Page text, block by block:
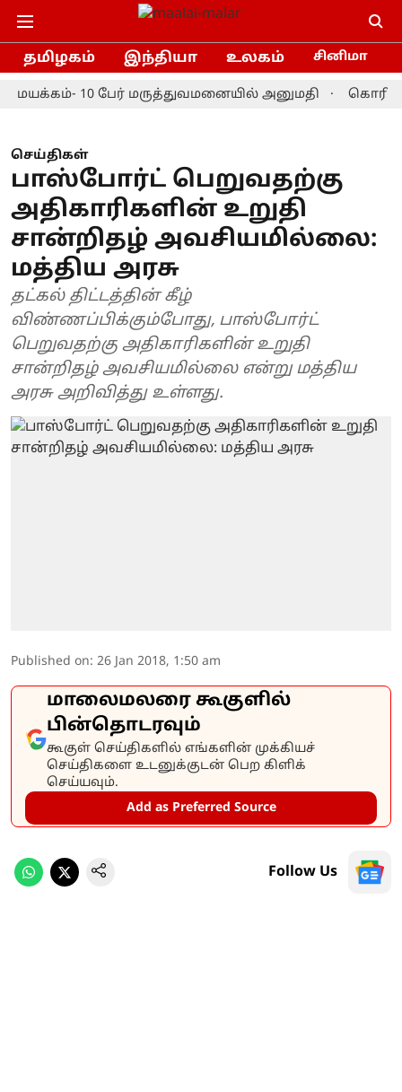
தமிழகம் இந்தியா உலகம் சினிமா
10 பேர் மருத்துவமனையில் அனுமதி கொரியா
செய்திகள்
பாஸ்போர்ட் பெறுவதற்கு
அதிகாரிகளின் உறுதி
சான்றிதழ் அவசியமில்லை:
மத்திய அரசு
தட்கல் திட்டத்தின் கீழ்
விண்ணப்பிக்கும்போது, பாஸ்போர்ட்
பெறுவதற்கு அதிகாரிகளின் உறுதி
சான்றிதழ் அவசியமில்லை என்று மத்திய
அரசு அறிவித்து உள்ளது.
Published on: 26 Jan 2018, 1:50 am
மாலைமலரை கூகுளில்
பின்தொடரவும்
கூகுள் செய்திகளில் எங்களின் முக்கியச்
செய்திகளை உடனுக்குடன் பெற கிளிக்
செய்யவும்.
Add as Preferred Source
Follow Us